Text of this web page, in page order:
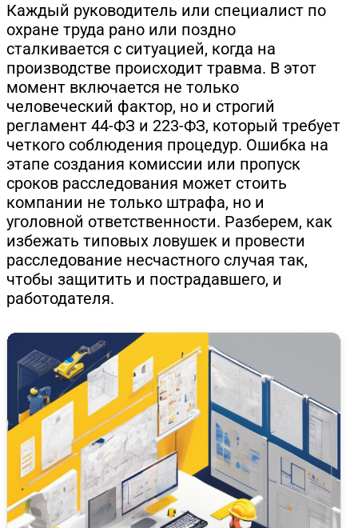
Каждый руководитель или специалист по
охране труда рано или поздно
сталкивается с ситуацией, когда на
производстве происходит травма. В этот
момент включается не только
человеческий фактор, но и строгий
регламент 44-ФЗ и 223-ФЗ, который требует
четкого соблюдения процедур. Ошибка на
этапе создания комиссии или пропуск
сроков расследования может стоить
компании не только штрафа, но и
уголовной ответственности. Разберем, как
избежать типовых ловушек и провести
расследование несчастного случая так,
чтобы защитить и пострадавшего, и
работодателя.